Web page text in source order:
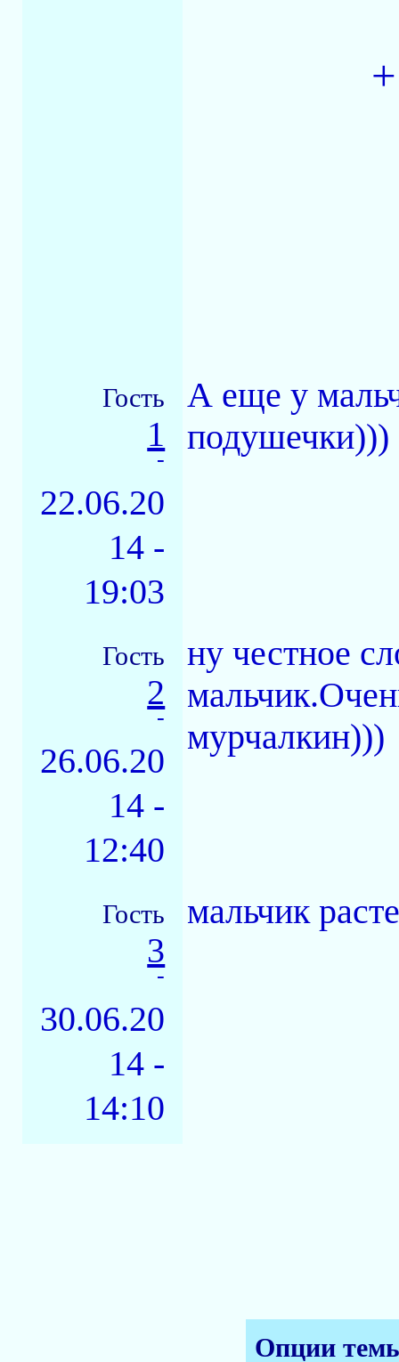
Гость
1
-
22.06.20
14 -
19:03
А еще у
подушечки)))
Гость
2
-
26.06.20
14 -
12:40
ну честное
мурчалкин)))
Гость
3
-
30.06.20
14 -
14:10
мальчик
Опции